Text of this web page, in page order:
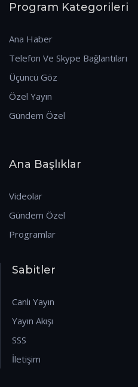
Program Kategorileri
Ana Haber
Telefon Ve Skype Bağlantıları
Üçüncü Göz
Özel Yayın
Gündem Özel
Ana Başlıklar
Videolar
Gündem Özel
Programlar
Sabitler
Canlı Yayın
Yayın Akışı
SSS
İletişim